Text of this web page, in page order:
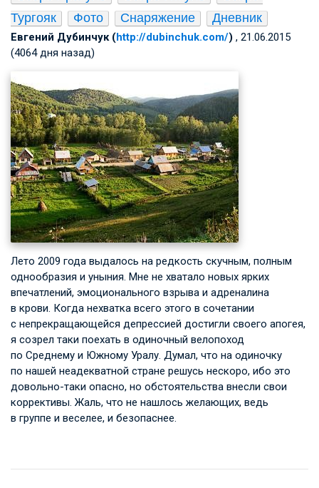
Тургояк
Фото Снаряжение Дневник
Евгений Дубинчук (http://dubinchuk.com/) , 21.06.2015
(4064 дня назад)
Лето 2009 года выдалось на редкость скучным, полным
однообразия и уныния. Мне не хватало новых ярких
впечатлений, эмоционального взрыва и адреналина
в крови. Когда нехватка всего этого в сочетании
с непрекращающейся депрессией достигли своего апогея,
я созрел таки поехать в одиночный велопоход
по Среднему и Южному Уралу. Думал, что на одиночку
по нашей неадекватной стране решусь нескоро, ибо это
довольно-таки опасно, но обстоятельства внесли свои
коррективы. Жаль, что не нашлось желающих, ведь
в группе и веселее, и безопаснее.